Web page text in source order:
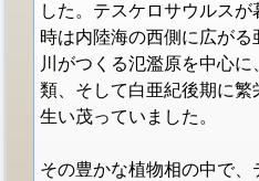
した。テスケロサウルス
時は内陸海の西側に広が
川がつくる氾濫原を中心
類、そして白亜紀後期に
生い茂っていました。
その豊かな植物相の中で、